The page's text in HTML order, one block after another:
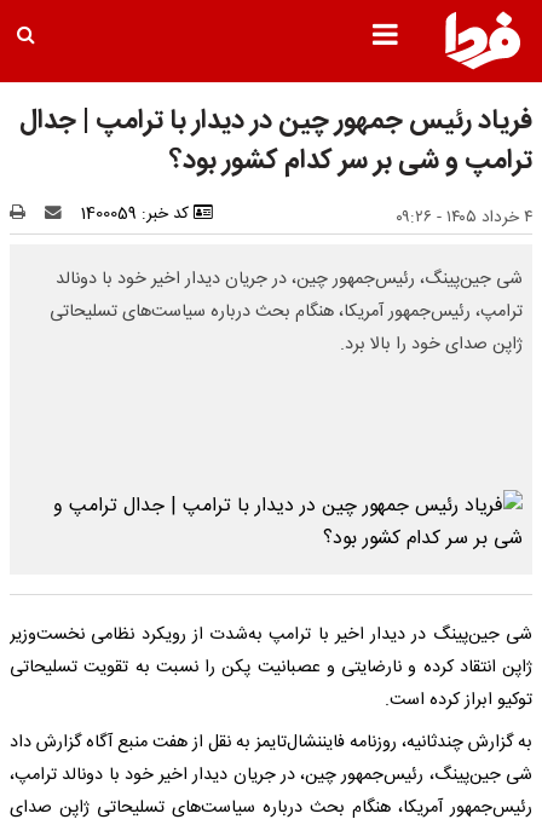
فریاد رئیس جمهور چین در دیدار با ترامپ | جدال
ترامپ و شی بر سر کدام کشور بود؟
۴ خرداد ۱۴۰۵ - ۰۹:۲۶ کد خبر: 1400059
شی جین‌پینگ، رئیس‌جمهور چین، در جریان دیدار اخیر خود با دونالد
ترامپ، رئیس‌جمهور آمریکا، هنگام بحث درباره سیاست‌های تسلیحاتی
ژاپن صدای خود را بالا برد.
شی جین‌پینگ در دیدار اخیر با ترامپ به‌شدت از رویکرد نظامی نخست‌وزیر
ژاپن انتقاد کرده و نارضایتی و عصبانیت پکن را نسبت به تقویت تسلیحاتی
توکیو ابراز کرده است.
به گزارش چندثانیه، روزنامه فایننشال‌تایمز به نقل از هفت منبع آگاه گزارش داد
شی جین‌پینگ، رئیس‌جمهور چین، در جریان دیدار اخیر خود با دونالد ترامپ،
رئیس‌جمهور آمریکا، هنگام بحث درباره سیاست‌های تسلیحاتی ژاپن صدای